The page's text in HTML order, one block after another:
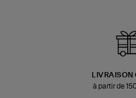
à partir de